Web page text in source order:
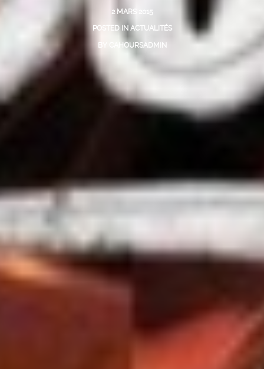
2 MARS 2015
POSTED IN ACTUALITÉS
BY CAHOURSADMIN